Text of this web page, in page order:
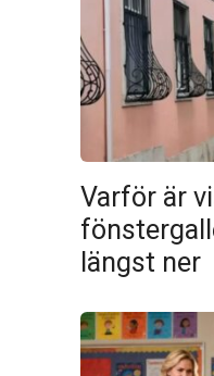
Varför är
längst ner